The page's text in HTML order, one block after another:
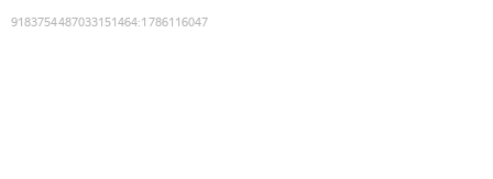
9183754487033151464:1786116047